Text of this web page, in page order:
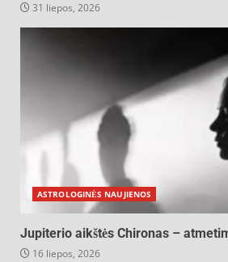
31 liepos, 2026
ASTROLOGINĖS NAUJIENOS
Jupiterio aikštės Chironas –
16 liepos, 2026